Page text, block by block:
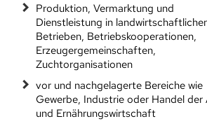
Produktion, Vermarktung und
Dienstleistung in
Betrieben, Betriebskooperationen,
Erzeugergemeinschaften,
Zuchtorganisationen
vor und nachgelagerte Bereiche wie
Gewerbe, Industrie oder Handel
und Ernährungswirtschaft